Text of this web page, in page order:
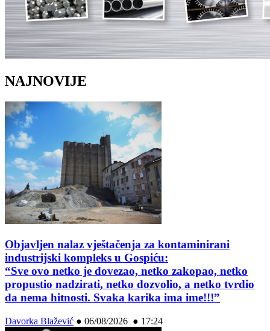
NAJNOVIJE
Objavljen nalaz vještačenja za kontaminirani
industrijski kompleks u Gospiću:
“Sve ovo netko je dovezao, netko zakopao, netko
propustio nadzirati, netko dozvolio, a netko tvrdio
da nema hitnosti. Svaka karika ima ime!!!”
Davorka Blažević ● 06/08/2026 ● 17:24